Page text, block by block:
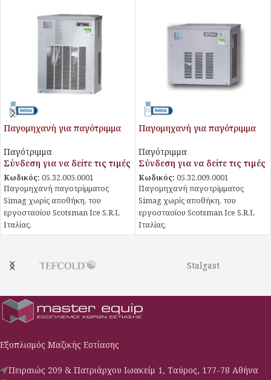
Παγομηχανή για παγότριμμα
Παγότριμμα
Σύνδεση για να δείτε τις τιμές
Κωδικός: 05.32.005.0001
Παγομηχανή παγοτρίμματος
Simag χωρίς αποθήκη, του
εργοστασίου Scotsman Ice S.R.L
Ιταλίας.
Παγομηχανή για παγότριμμα
Παγότριμμα
Σύνδεση για να δείτε τις τιμές
Κωδικός: 05.32.009.0001
Παγομηχανή παγοτρίμματος
Simag χωρίς αποθήκη, του
εργοστασίου Scotsman Ice S.R.L
Ιταλίας.
Stalgast
Εξοπλισμός Μαζικής Εστίασης
Πειραιώς 209 & Πατριάρχου Ιωακείμ 1, Ταύρος, 177-78 Αθήνα